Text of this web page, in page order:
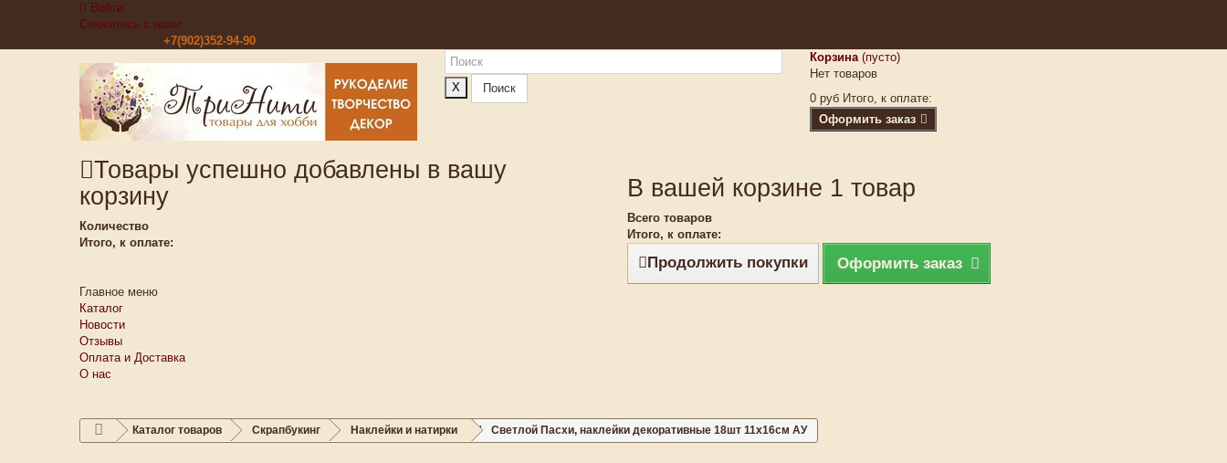
Войти
Свяжитесь с нами
+7(902)352-94-90
X Поиск
Корзина (пусто)
Нет товаров
0 руб Итого, к оплате:
Оформить заказ
Товары успешно добавлены в вашу
корзину
Количество
Итого, к оплате:
В вашей корзине 1 товар
Всего товаров
Итого, к оплате:
Продолжить покупки Оформить заказ
Главное меню
Каталог
Новости
Отзывы
Оплата и Доставка
О нас
Каталог товаров Скрапбукинг Наклейки и натирки Светлой Пасхи, наклейки декоративные 18шт 11х16см АУ